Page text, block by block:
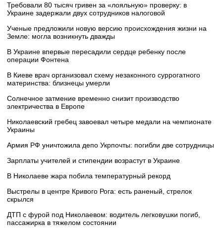
Требовали 80 тысяч гривен за «лояльную» проверку: в
Украине задержали двух сотрудников налоговой
Ученые предложили новую версию происхождения жизни на
Земле: могла возникнуть дважды
В Украине впервые пересадили сердце ребенку после
операции Фонтена
В Киеве врач организовал схему незаконного суррогатного
материнства: близнецы умерли
Солнечное затмение временно снизит производство
электричества в Европе
Николаевский гребец завоевал четыре медали на чемпионате
Украины
Армия РФ уничтожила депо Укрпочты: погибли две сотрудницы
Зарплаты учителей и стипендии возрастут в Украине
В Николаеве жара побила температурный рекорд
Выстрелы в центре Кривого Рога: есть раненый, стрелок
скрылся
ДТП с фурой под Николаевом: водитель легковушки погиб,
пассажирка в тяжелом состоянии